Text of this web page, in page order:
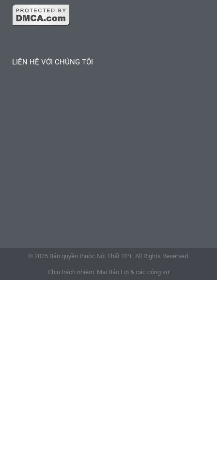
LIÊN HỆ VỚI CHÚNG TÔI
© 2025 Bản quyền thuộc Nội Thất TP+. All Rights Reserved.
Chịu trách nhiệm: Mai Bảo Lợi & các cộng sự